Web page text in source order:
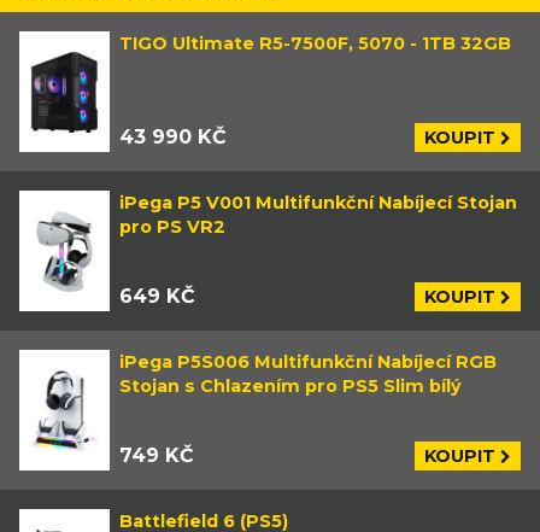
TIGO Ultimate R5-7500F, 5070 - 1TB 32GB
43 990 KČ KOUPIT
iPega P5 V001 Multifunkční Nabíjecí Stojan
pro PS VR2
649 KČ KOUPIT
iPega P5S006 Multifunkční Nabíjecí RGB
Stojan s Chlazením pro PS5 Slim bílý
749 KČ KOUPIT
Battlefield 6 (PS5)